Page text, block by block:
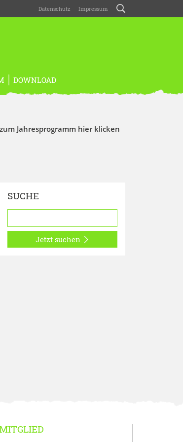
Datenschutz Impressum
DOWNLOAD
zum Jahresprogramm hier klicken
SUCHE
Jetzt suchen